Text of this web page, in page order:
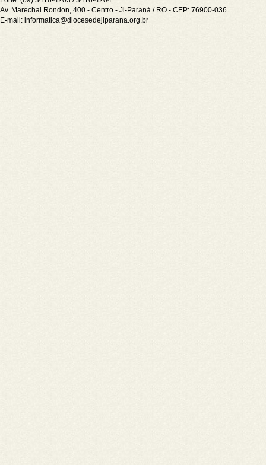
Av. Marechal Rondon, 400 - Centro - Ji-Paraná / RO - CEP: 76900-036
E-mail: informatica@diocesedejiparana.org.br